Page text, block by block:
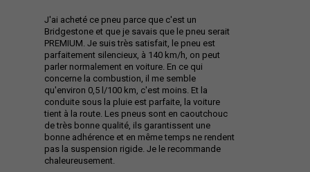
J'ai acheté ce pneu parce que c'est un
Bridgestone et que je savais que le pneu serait
PREMIUM. Je suis très satisfait, le pneu est
parfaitement silencieux, à 140 km/h, on peut
parler normalement en voiture. En ce qui
concerne la combustion, il me semble
qu'environ 0,5 l/100 km, c'est moins. Et la
conduite sous la pluie est parfaite, la voiture
tient à la route. Les pneus sont en caoutchouc
de très bonne qualité, ils garantissent une
bonne adhérence et en même temps ne rendent
pas la suspension rigide. Je le recommande
chaleureusement.